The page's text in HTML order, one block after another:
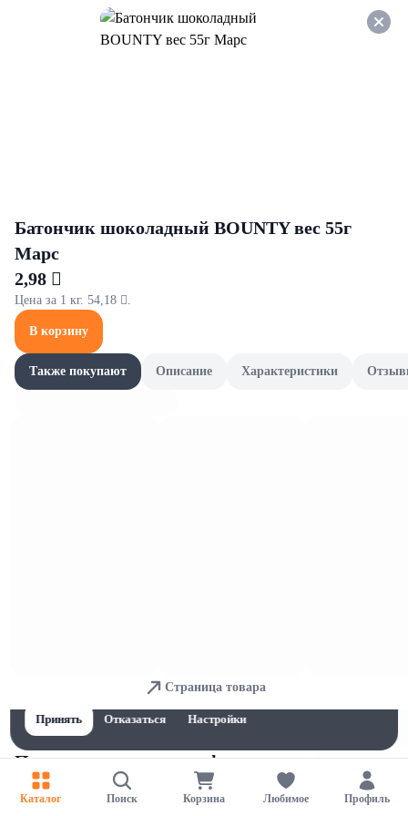
Оформляйте заказ НА
САМОВЫВОЗ и получайте
Печенье, пряники и вафли
Каталог Поиск Корзина Любимое Профиль
Принять
Отказаться Настройки
Батончик шоколадный BOUNTY вес 55г
Марс
2,98 
Цена за 1 кг. 54,18 .
В корзину
Также покупают Описание Характеристики
Страница товара